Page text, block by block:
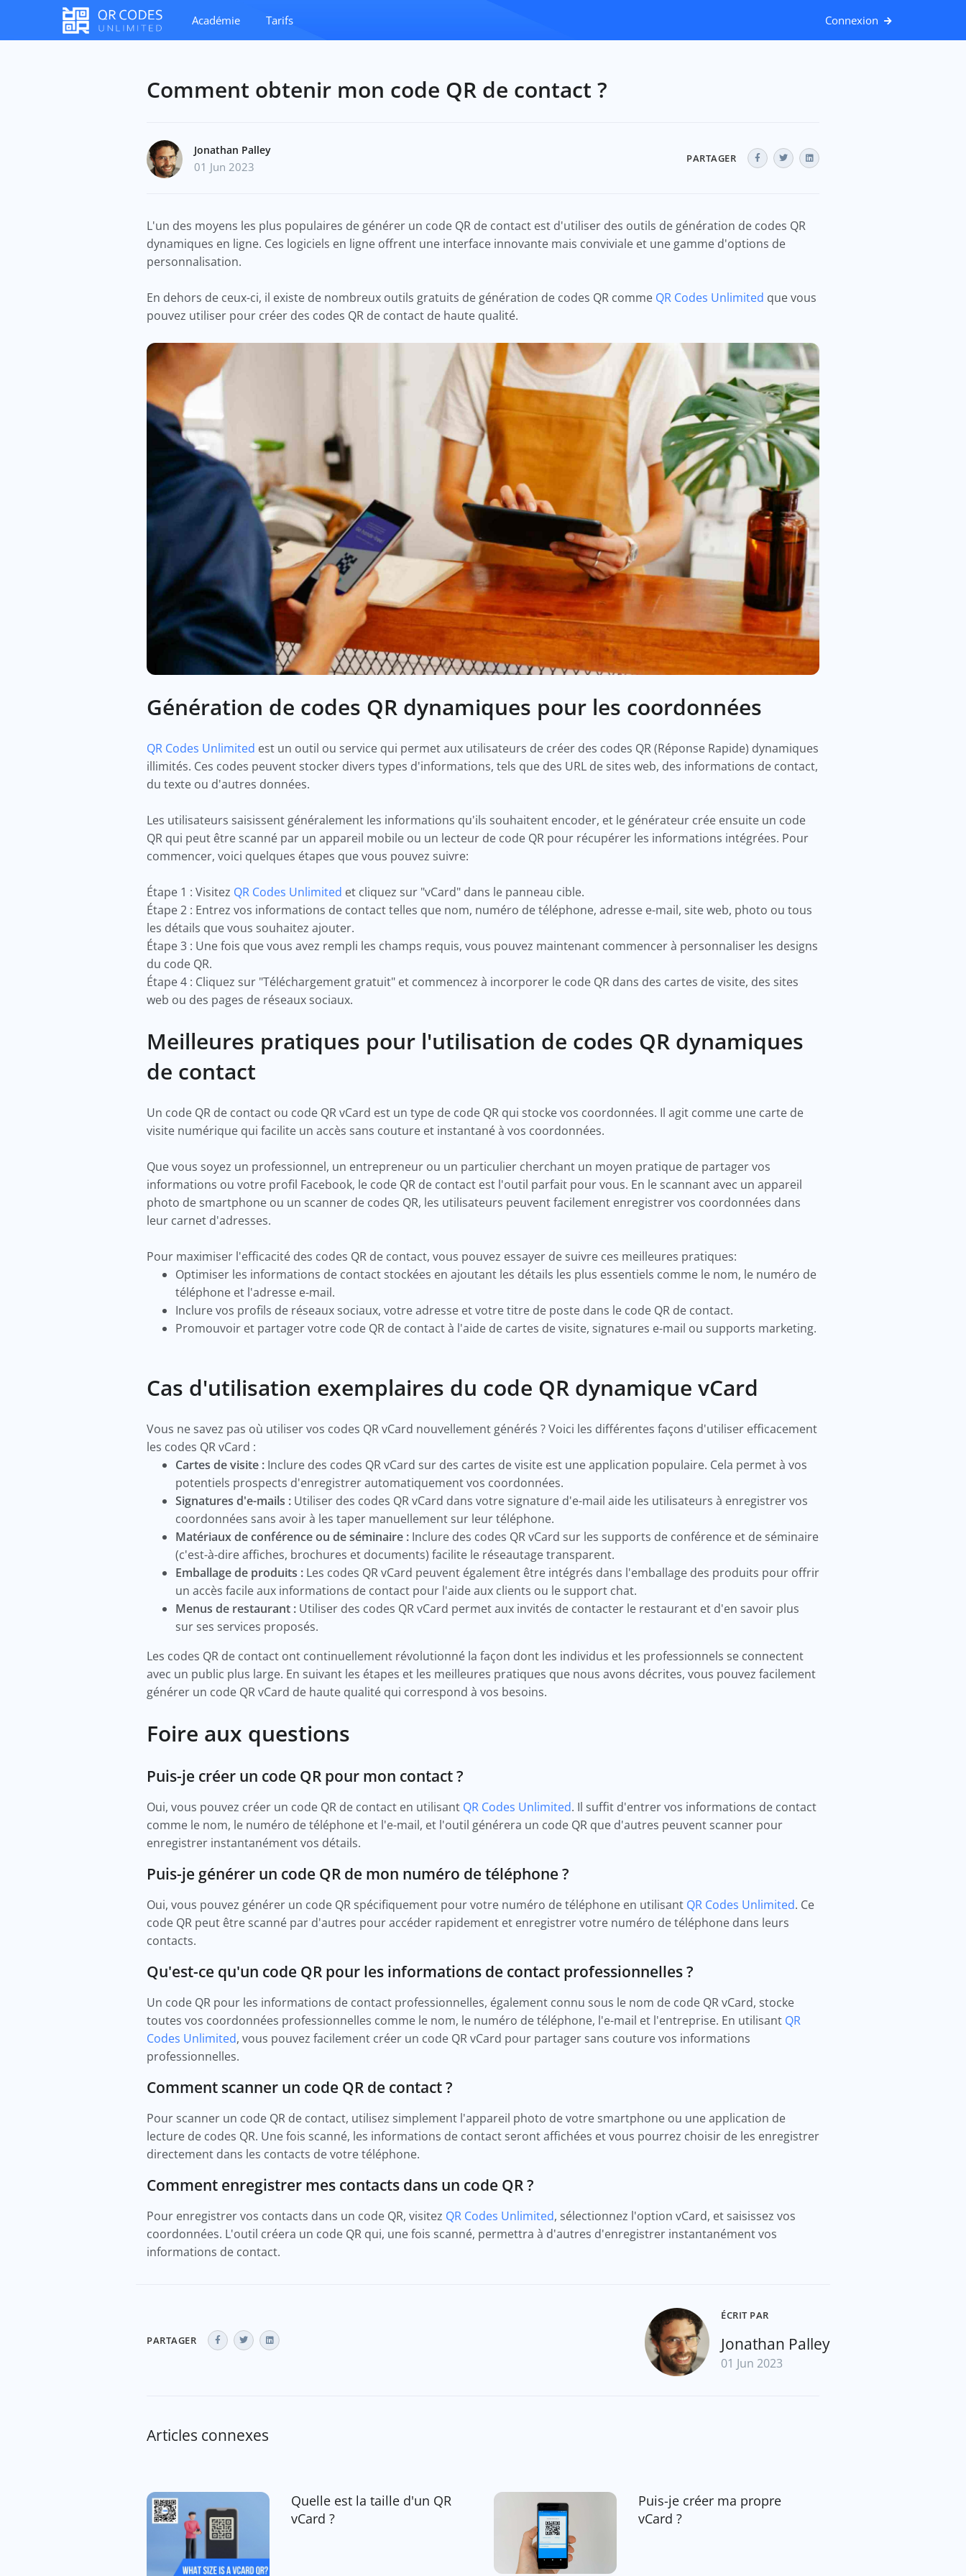
Académie Tarifs Connexion
Comment obtenir mon code QR de contact ?
Jonathan Palley
01 Jun 2023
PARTAGER
L'un des moyens les plus populaires de générer un code QR de contact est d'utiliser des outils de génération de codes QR
dynamiques en ligne. Ces logiciels en ligne offrent une interface innovante mais conviviale et une gamme d'options de
personnalisation.
En dehors de ceux-ci, il existe de nombreux outils gratuits de génération de codes QR comme QR Codes Unlimited que vous
pouvez utiliser pour créer des codes QR de contact de haute qualité.
Génération de codes QR dynamiques pour les coordonnées
QR Codes Unlimited est un outil ou service qui permet aux utilisateurs de créer des codes QR (Réponse Rapide) dynamiques
illimités. Ces codes peuvent stocker divers types d'informations, tels que des URL de sites web, des informations de contact,
du texte ou d'autres données.
Les utilisateurs saisissent généralement les informations qu'ils souhaitent encoder, et le générateur crée ensuite un code
QR qui peut être scanné par un appareil mobile ou un lecteur de code QR pour récupérer les informations intégrées. Pour
commencer, voici quelques étapes que vous pouvez suivre:
Étape 1 : Visitez QR Codes Unlimited et cliquez sur "vCard" dans le panneau cible.
Étape 2 : Entrez vos informations de contact telles que nom, numéro de téléphone, adresse e-mail, site web, photo ou tous
les détails que vous souhaitez ajouter.
Étape 3 : Une fois que vous avez rempli les champs requis, vous pouvez maintenant commencer à personnaliser les designs
du code QR.
Étape 4 : Cliquez sur "Téléchargement gratuit" et commencez à incorporer le code QR dans des cartes de visite, des sites
web ou des pages de réseaux sociaux.
Meilleures pratiques pour l'utilisation de codes QR dynamiques
de contact
Un code QR de contact ou code QR vCard est un type de code QR qui stocke vos coordonnées. Il agit comme une carte de
visite numérique qui facilite un accès sans couture et instantané à vos coordonnées.
Que vous soyez un professionnel, un entrepreneur ou un particulier cherchant un moyen pratique de partager vos
informations ou votre profil Facebook, le code QR de contact est l'outil parfait pour vous. En le scannant avec un appareil
photo de smartphone ou un scanner de codes QR, les utilisateurs peuvent facilement enregistrer vos coordonnées dans
leur carnet d'adresses.
Pour maximiser l'efficacité des codes QR de contact, vous pouvez essayer de suivre ces meilleures pratiques:
Optimiser les informations de contact stockées en ajoutant les détails les plus essentiels comme le nom, le numéro de
téléphone et l'adresse e-mail.
Inclure vos profils de réseaux sociaux, votre adresse et votre titre de poste dans le code QR de contact.
Promouvoir et partager votre code QR de contact à l'aide de cartes de visite, signatures e-mail ou supports marketing.
Cas d'utilisation exemplaires du code QR dynamique vCard
Vous ne savez pas où utiliser vos codes QR vCard nouvellement générés ? Voici les différentes façons d'utiliser efficacement
les codes QR vCard :
Cartes de visite : Inclure des codes QR vCard sur des cartes de visite est une application populaire. Cela permet à vos
potentiels prospects d'enregistrer automatiquement vos coordonnées.
Signatures d'e-mails : Utiliser des codes QR vCard dans votre signature d'e-mail aide les utilisateurs à enregistrer vos
coordonnées sans avoir à les taper manuellement sur leur téléphone.
Matériaux de conférence ou de séminaire : Inclure des codes QR vCard sur les supports de conférence et de séminaire
(c'est-à-dire affiches, brochures et documents) facilite le réseautage transparent.
Emballage de produits : Les codes QR vCard peuvent également être intégrés dans l'emballage des produits pour offrir
un accès facile aux informations de contact pour l'aide aux clients ou le support chat.
Menus de restaurant : Utiliser des codes QR vCard permet aux invités de contacter le restaurant et d'en savoir plus
sur ses services proposés.
Les codes QR de contact ont continuellement révolutionné la façon dont les individus et les professionnels se connectent
avec un public plus large. En suivant les étapes et les meilleures pratiques que nous avons décrites, vous pouvez facilement
générer un code QR vCard de haute qualité qui correspond à vos besoins.
Foire aux questions
Puis-je créer un code QR pour mon contact ?
Oui, vous pouvez créer un code QR de contact en utilisant QR Codes Unlimited. Il suffit d'entrer vos informations de contact
comme le nom, le numéro de téléphone et l'e-mail, et l'outil générera un code QR que d'autres peuvent scanner pour
enregistrer instantanément vos détails.
Puis-je générer un code QR de mon numéro de téléphone ?
Oui, vous pouvez générer un code QR spécifiquement pour votre numéro de téléphone en utilisant QR Codes Unlimited. Ce
code QR peut être scanné par d'autres pour accéder rapidement et enregistrer votre numéro de téléphone dans leurs
contacts.
Qu'est-ce qu'un code QR pour les informations de contact professionnelles ?
Un code QR pour les informations de contact professionnelles, également connu sous le nom de code QR vCard, stocke
toutes vos coordonnées professionnelles comme le nom, le numéro de téléphone, l'e-mail et l'entreprise. En utilisant QR
Codes Unlimited, vous pouvez facilement créer un code QR vCard pour partager sans couture vos informations
professionnelles.
Comment scanner un code QR de contact ?
Pour scanner un code QR de contact, utilisez simplement l'appareil photo de votre smartphone ou une application de
lecture de codes QR. Une fois scanné, les informations de contact seront affichées et vous pourrez choisir de les enregistrer
directement dans les contacts de votre téléphone.
Comment enregistrer mes contacts dans un code QR ?
Pour enregistrer vos contacts dans un code QR, visitez QR Codes Unlimited, sélectionnez l'option vCard, et saisissez vos
coordonnées. L'outil créera un code QR qui, une fois scanné, permettra à d'autres d'enregistrer instantanément vos
informations de contact.
PARTAGER
ÉCRIT PAR
Jonathan Palley
01 Jun 2023
Articles connexes
Quelle est la taille d'un QR
vCard ?
Puis-je créer ma propre
vCard ?